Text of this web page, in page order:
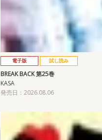
電子版 試し読み
BREAK BACK 第25巻
KASA
発売日：2026.08.06